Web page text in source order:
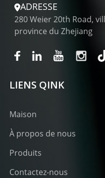
ADRESSE
280 Weier 20th Road,
province du Zhejiang
LIENS QINK
Maison
À propos de nous
Produits
Contactez-nous